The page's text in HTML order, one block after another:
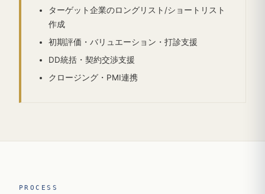
ターゲット企業のロングリスト/ショートリスト
作成
初期評価・バリュエーション・打診支援
DD統括・契約交渉支援
クロージング・PMI連携
PROCESS